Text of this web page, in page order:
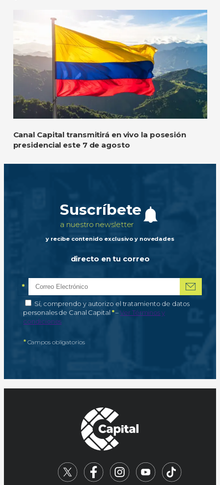
Canal Capital transmitirá en vivo la posesión
presidencial este 7 de agosto
Suscríbete
a nuestro newsletter
y recibe contenido exclusivo y novedades
directo en tu correo
Correo electrónico
*Campo obligatorio
Autorización de tratamiento de datos personales
Sí, comprendo y autorizo el tratamiento de datos
personales de Canal Capital *–Campo obligatorio
Ver Términos y
condiciones
*Campos obligatorios